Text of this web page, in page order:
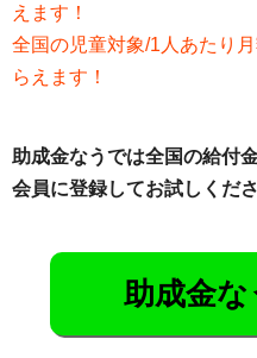
えます！
全国の児童対象/1人あたり
らえます！
助成金なうでは全国の給付
会員に登録してお試しくださ
助成金